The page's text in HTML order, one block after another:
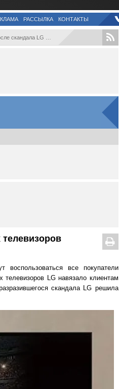
РАССЫЛКА КОНТАКТЫ
скандала LG разрешила удалять Micr...
воспользоваться все покупатели
LG навязало клиентам
скандала LG решила